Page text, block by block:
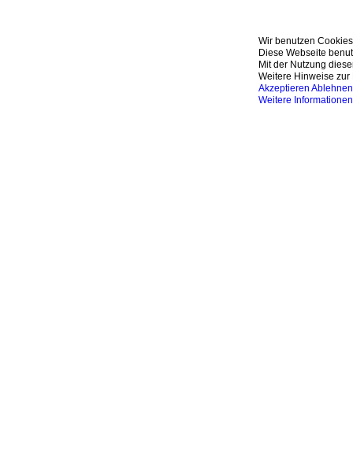
Wir benutzen Cookies
Diese Webseite
Mit der Nutzung
Weitere Hinweise zur
Akzeptieren Ablehnen
Weitere Informationen